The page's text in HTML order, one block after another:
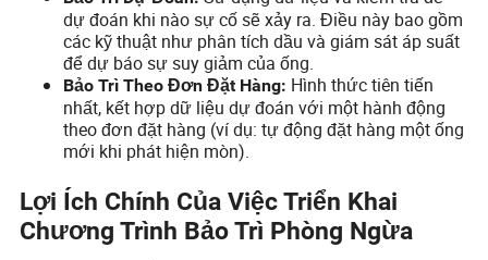
dự đoán khi nào sự cố sẽ xảy ra. Điều này bao gồm
các kỹ thuật như phân tích dầu và giám sát áp suất
để dự báo sự suy giảm của ống.
Bảo Trì Theo Đơn Đặt Hàng: Hình thức tiên tiến
nhất, kết hợp dữ liệu dự đoán với một hành động
theo đơn đặt hàng (ví dụ: tự động đặt hàng một ống
mới khi phát hiện mòn).
Lợi Ích Chính Của Việc Triển Khai
Chương Trình Bảo Trì Phòng Ngừa